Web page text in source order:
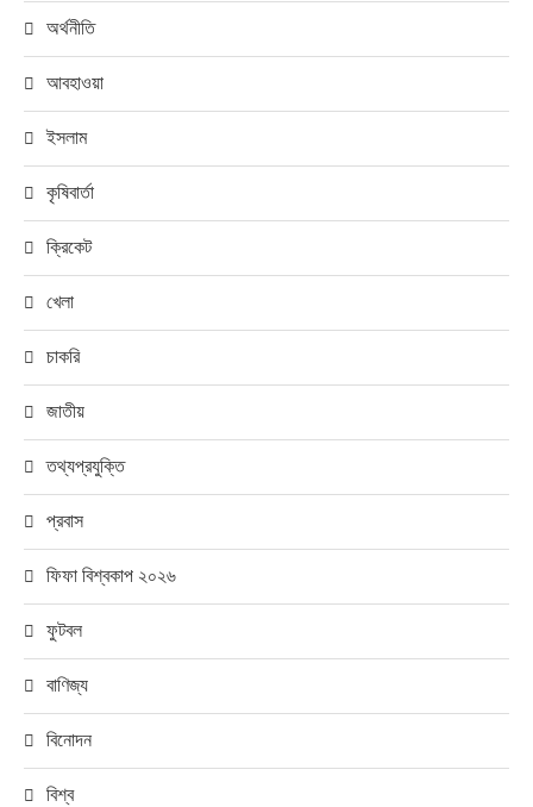
অর্থনীতি
আবহাওয়া
ইসলাম
কৃষিবার্তা
ক্রিকেট
খেলা
চাকরি
জাতীয়
তথ্যপ্রযুক্তি
প্রবাস
ফিফা বিশ্বকাপ ২০২৬
ফুটবল
বাণিজ্য
বিনোদন
বিশ্ব